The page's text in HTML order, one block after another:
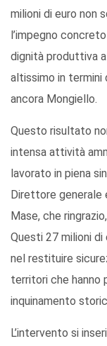
milioni di euro non
l’impegno
dignità produttiva
altissimo in termini
ancora Mongiello.
Questo risultato
intensa attività
lavorato in piena
Direttore generale
Mase, che
Questi 27 milioni
nel restituire
territori che hanno
inquinamento
L’intervento si